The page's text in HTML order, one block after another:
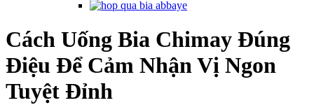
Cách Uống Bia Chimay Đúng
Điệu Để Cảm Nhận Vị Ngon
Tuyệt Đỉnh